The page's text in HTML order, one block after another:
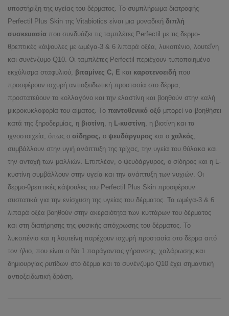
υποστήριξη της υγείας του δέρματος. Το συμπλήρωμα διατροφής
Perfectil Plus Skin της Vitabiotics είναι μια μοναδική διπλή
συσκευασία που συνδυάζει τις ταμπλέτες Perfectil με τις δερμο-
θρεπτικές κάψουλες με ωμέγα-3 & 6 λιπαρά οξέα, λυκοπένιο, λουτεΐνη
και συνένζυμο Q10. Οι ταμπλέτες Perfectil περιέχουν τυποποιημένο
εκχύλισμα σταφυλιού, βιταμίνες C, Ε και καροτενοειδή που
προσφέρουν ισχυρή αντιοξειδωτική προστασία στο δέρμα,
προστατεύουν το κολλαγόνο και την ελαστίνη και βοηθούν στην καλή
μικροκυκλοφορία του αίματος. Το παντοθενικό οξύ μπορεί να βοηθήσει
κατά της ξηροδερμίας, η βιοτίνη , η L-κυστίνη , η βιοτίνη και τα
ιχνοστοιχεία, όπως ο σίδηρος, ο ψευδάργυρος και ο χαλκός
συμβάλλουν στην υγιή ανάπτυξη της τρίχας, την υγεία του θύλακα και
την αντοχή των μαλλιών. Επιπλέον, ο ψευδάργυρος, ο σίδηρος και η L-
κυστίνη συμβάλλουν στην υγεία και την ανάπτυξη των νυχιών. Οι
δερμο-θρεπτικές κάψουλες του Perfectil Plus Skin προσφέρουν
συστατικά για την ενίσχυση της υγείας του δέρματος. Τα ωμέγα-3 & 6
λιπαρά οξέα βοηθούν στην ακεραιότητα των κυττάρων του δέρματος
και στη διατήρησης της φυσικής απόχρωσης του δέρματος. Το
λυκοπένιο και η λουτεΐνη παρέχουν ισχυρή προστασία στο δέρμα από
τον ήλιο, που είναι ο Νο 1 παράγοντας γήρανσης, χαλάρωσης και
δημιουργίας ρυτίδων στο δέρμα και το συνένζυμο Q10 έχει σημαντική
αντιοξειδωτική δράση.